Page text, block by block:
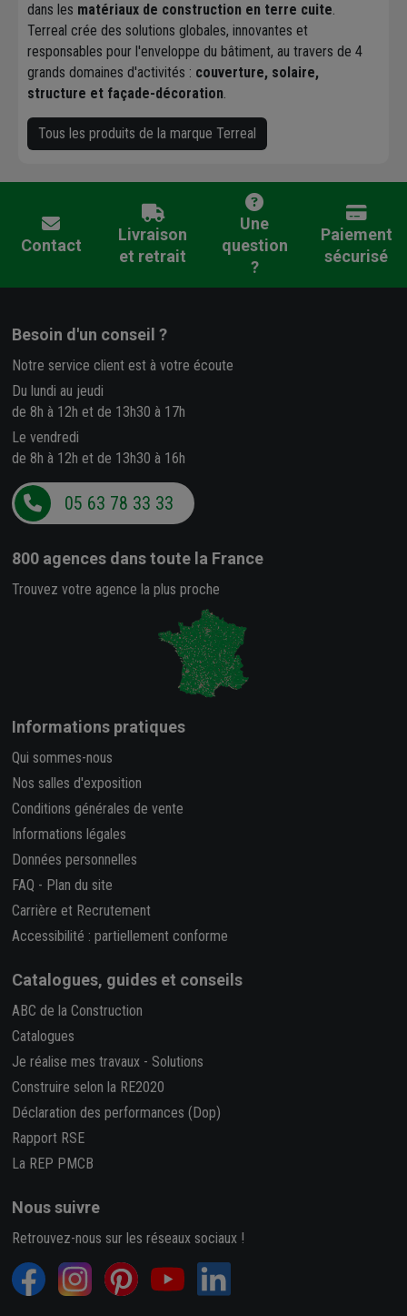
dans les matériaux de construction en terre cuite.
Terreal crée des solutions globales, innovantes et
responsables pour l'enveloppe du bâtiment, au travers de 4
grands domaines d'activités : couverture, solaire,
structure et façade-décoration.
Tous les produits de la marque Terreal
Contact
Livraison
et retrait
Une
question
?
Paiement
sécurisé
Besoin d'un conseil ?
Notre service client est à votre écoute
Du lundi au jeudi
de 8h à 12h et de 13h30 à 17h
Le vendredi
de 8h à 12h et de 13h30 à 16h
05 63 78 33 33
800 agences dans toute la France
Trouvez votre agence la plus proche
Informations pratiques
Qui sommes-nous
Nos salles d'exposition
Conditions générales de vente
Informations légales
Données personnelles
FAQ - Plan du site
Carrière et Recrutement
Accessibilité : partiellement conforme
Catalogues, guides et conseils
ABC de la Construction
Catalogues
Je réalise mes travaux - Solutions
Construire selon la RE2020
Déclaration des performances (Dop)
Rapport RSE
La REP PMCB
Nous suivre
Retrouvez-nous sur les réseaux sociaux !